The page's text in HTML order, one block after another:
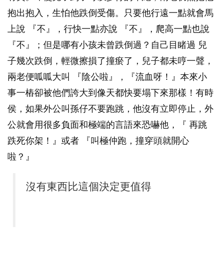
抱出抱入，生怕他跌倒受傷。只要他行遠一點就會馬
上說 『不』，行快一點亦說 『不』，爬高一點也說
『不』；但是哪有小孩未曾跌倒過？自己目睹過 兒
子幾次跌倒，輕微擦損了撞瘀了，兒子都未哼一聲，
兩老便呱呱大叫 『陰公啦』，『流血呀！』本來小
事一樁卻被他們誇大到像天都快要塌下來那樣！有時
侯，如果外公叫孫仔不要跑跳，他沒有立即停止，外
公就會用很多負面和極端的言語來恐嚇他，『 再跳
跌死你架！』或者 『叫極仲跑，撞穿頭就開心
啦？』
沒有東西比這個決定更值得